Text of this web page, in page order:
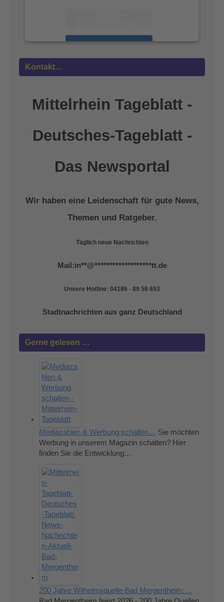
Akzeptieren
Kontakt…
Mittelrhein Tageblatt -
Deutsches-Tageblatt -
Das Newsportal
Wir haben eine Leidenschaft für gute News,
Themen und Ratgeber.
Täglich neue Nachrichten
Mail:in**@*******************tt.de
Unsere Hotline: 04186 - 89 58 693
Stadtnachrichten aus ganz Deutschland
Gerne gelesen …
Mediazahlen & Werbung schalten… Sie möchten
Werbung in unserem Magazin schalten? Hier
finden Sie die Entwicklung…
200 Jahre Wilhelmsquelle Bad Mergentheim:…